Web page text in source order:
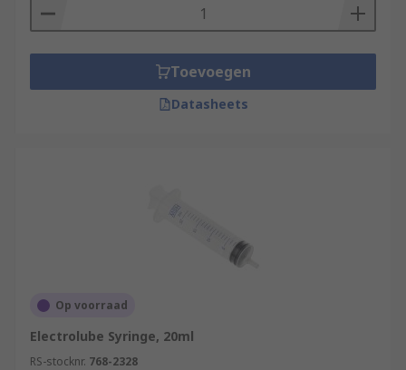
Industrial applications
Automotive repair
Toevoegen
Datasheets
Op voorraad
Electrolube Syringe, 20ml
RS-stocknr. 768-2328